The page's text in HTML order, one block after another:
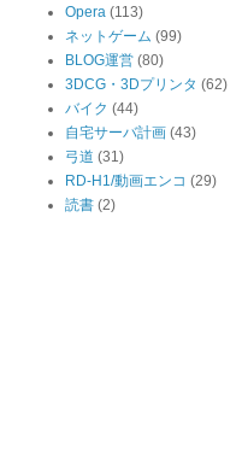
Opera (113)
ネットゲーム (99)
BLOG運営 (80)
3DCG・3Dプリンタ (62)
バイク (44)
自宅サーバ計画 (43)
弓道 (31)
RD-H1/動画エンコ (29)
読書 (2)